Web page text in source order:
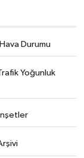
Durumu
Yoğunluk